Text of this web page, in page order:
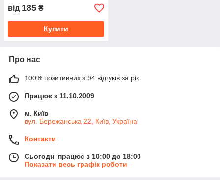
від 185 ₴
Купити
Про нас
100% позитивних з 94 відгуків за рік
Працює з 11.10.2009
м. Київ
вул. Бережанська 22, Київ, Україна
Контакти
Сьогодні працює з 10:00 до 18:00
Показати весь графік роботи